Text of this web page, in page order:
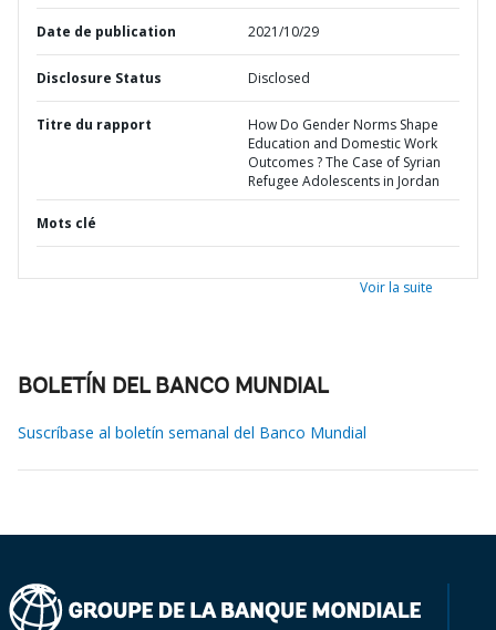
Date de publication 2021/10/29
Disclosure Status Disclosed
Titre du rapport
How Do Gender Norms Shape
Education and Domestic Work
Outcomes ? The Case of Syrian
Refugee Adolescents in Jordan
Mots clé
Voir la suite
BOLETÍN DEL BANCO MUNDIAL
Suscríbase al boletín semanal del Banco Mundial